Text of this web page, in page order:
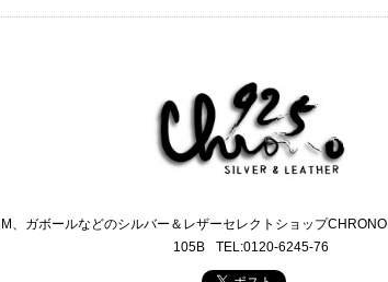
、ガボールなどのシルバー＆レザーセレクトショップCHRONO
105B
TEL:0120-6245-76